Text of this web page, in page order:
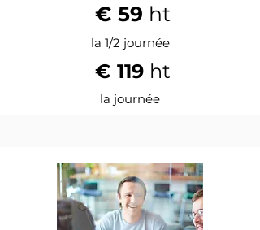
€ 59 ht
la 1/2 journée
€ 119 ht
la journée